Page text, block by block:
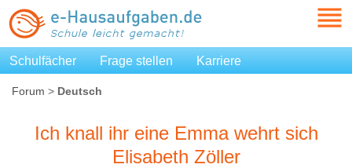
Schulfächer Frage stellen Karriere
Forum > Deutsch
Ich knall ihr eine Emma wehrt sich
Elisabeth Zöller